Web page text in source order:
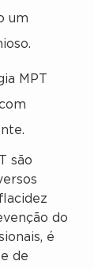
um
MPT
são
do
é
de